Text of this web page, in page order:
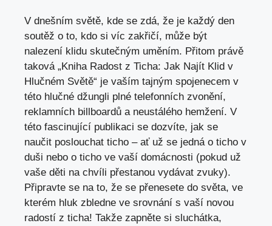
V dnešním světě, kde se ⁢zdá, že je každý‌ den
soutěž o to, kdo si víc zakřičí, může být‌
nalezení klidu skutečným uměním. Přitom právě
taková „Kniha Radost z Ticha: ‌Jak Najít Klid⁤ v‌
Hlučném Světě“ je​ vaším tajným spojenecem‍ v
této hlučné džungli plné telefonních zvonění,
reklamních billboardů ⁣a neustálého ​hemžení. V
této fascinující publikaci se dozvíte, ​jak se
naučit poslouchat ticho – ať už se jedná o ticho v
duši⁢ nebo o ⁢ticho ⁤ve vaší ‌domácnosti (pokud už
vaše ⁤děti ⁤na chvíli přestanou vydávat zvuky).​
Připravte se na to, že⁢ se přenesete⁣ do světa, ve
kterém hluk zbledne ve srovnání s vaší novou
radostí z ticha! Takže zapněte ‌si ⁢sluchátka,